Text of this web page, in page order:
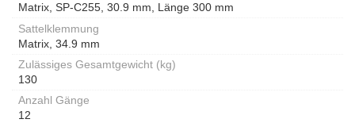
Matrix, SP-C255, 30.9 mm, Länge 300 mm
Sattelklemmung
Matrix, 34.9 mm
Zulässiges Gesamtgewicht (kg)
130
Anzahl Gänge
12